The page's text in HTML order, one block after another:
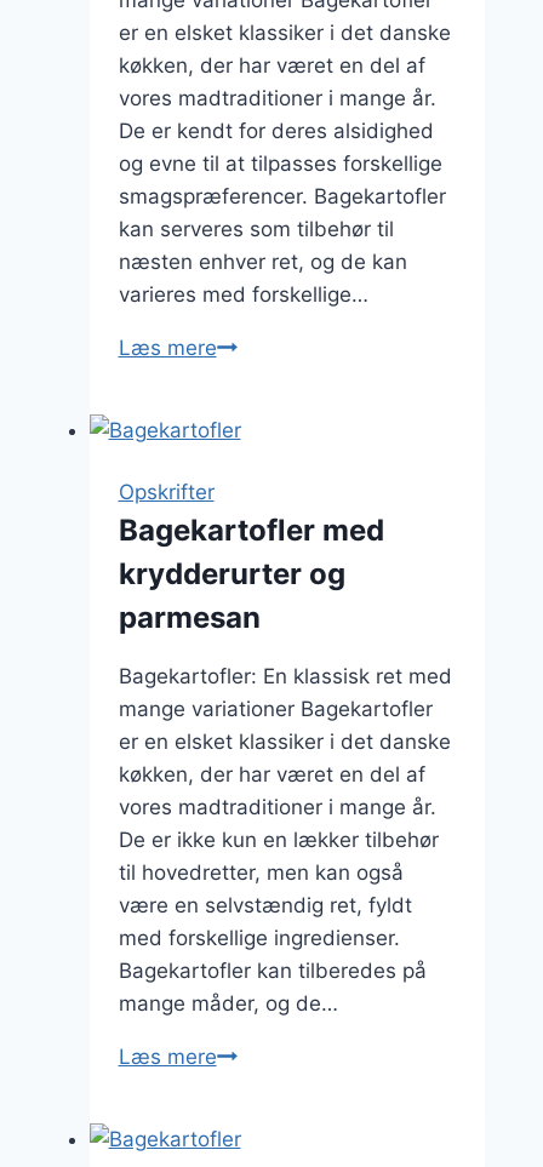
er en elsket klassiker i det danske
køkken, der har været en del af
vores madtraditioner i mange år.
De er kendt for deres alsidighed
og evne til at tilpasses forskellige
smagspræferencer. Bagekartofler
kan serveres som tilbehør til
næsten enhver ret, og de kan
varieres med forskellige…
Læs mereBagekartofler
og
Opskrifter
Bagekartofler med
krydderurter og
parmesan
Bagekartofler: En klassisk ret med
mange variationer Bagekartofler
er en elsket klassiker i det danske
køkken, der har været en del af
vores madtraditioner i mange år.
De er ikke kun en lækker tilbehør
til hovedretter, men kan også
være en selvstændig ret, fyldt
med forskellige ingredienser.
Bagekartofler kan tilberedes på
mange måder, og de…
Læs mereBagekartofler
og